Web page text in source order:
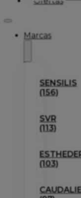
Marcas
SENSILIS
(156)
SVR
(113)
(103)